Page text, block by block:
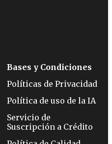
Bases y Condiciones
Políticas de Privacidad
Política de uso de la IA
Servicio de
Suscripción a Crédito